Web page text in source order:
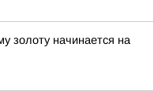
золоту начинается на